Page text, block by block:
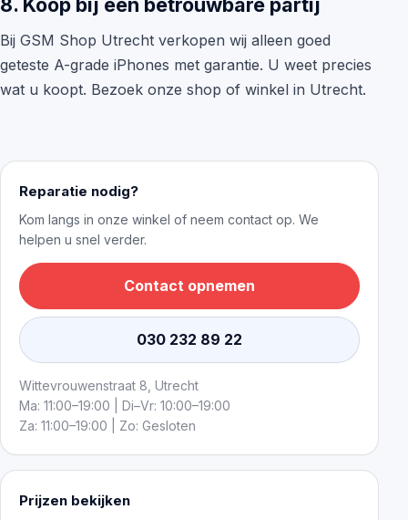
Bij GSM Shop Utrecht verkopen wij alleen goed
geteste A-grade iPhones met garantie. U weet precies
wat u koopt. Bezoek onze shop of winkel in Utrecht.
Reparatie nodig?
Kom langs in onze winkel of neem contact op. We
helpen u snel verder.
Contact opnemen
030 232 89 22
Wittevrouwenstraat 8, Utrecht
Ma: 11:00–19:00 | Di–Vr: 10:00–19:00
Za: 11:00–19:00 | Zo: Gesloten
Prijzen bekijken